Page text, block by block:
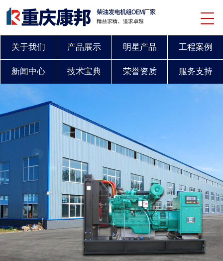
关于我们 产品展示 明星产品 工程案例
新闻中心 技术宝典 荣誉资质 服务支持